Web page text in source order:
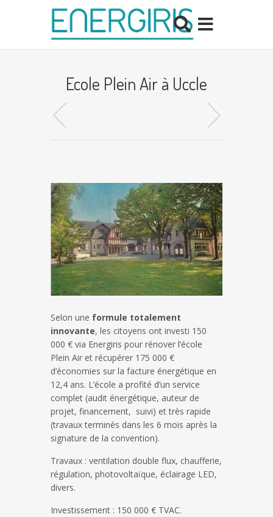
Ecole Plein Air à Uccle
Selon une formule totalement
innovante, les citoyens ont investi 150
000 € via Energiris pour rénover l’école
Plein Air et récupérer 175 000 €
d’économies sur la facture énergétique en
12,4 ans. L’école a profité d’un service
complet (audit énergétique, auteur de
projet, financement, suivi) et très rapide
(travaux terminés dans les 6 mois après la
signature de la convention).
Travaux : ventilation double flux, chaufferie,
régulation, photovoltaïque, éclairage LED,
divers.
Investissement : 150 000 € TVAC.